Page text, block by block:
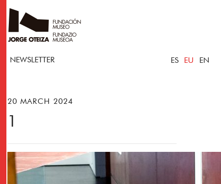
NEWSLETTER ES EU EN
20 MARCH 2024